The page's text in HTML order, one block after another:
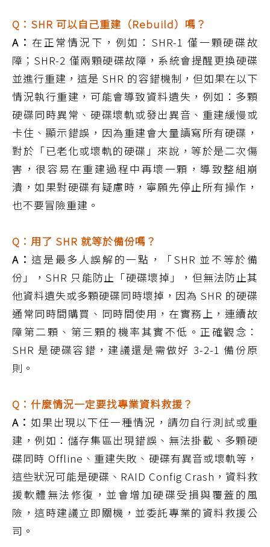
Q：SHR 可以自己重建（Rebuild）嗎？
A： 在正常情況下，例如：SHR-1 僅一顆硬碟故
障；SHR-2 僅兩顆硬碟故障，系統會提醒更換硬碟
並進行重建，這是 SHR 的容錯機制，但如果在以下
情況執行重建，可能會導致資料遺失，例如：多顆
硬碟同時異常、硬碟壞軌或發出異音、重建緩慢或
卡住、顯示錯誤，因為重建會大量讀寫所有硬碟，
對於「已老化或壞軌的硬碟」來說，等於是二次傷
害，很容易在重建過程中再壞一顆，導致整組崩
潰，如果對硬碟有疑慮時，寧願先停止所有操作，
也不要冒險重建。
Q：用了 SHR 就等於備份嗎？
A： 這是最多人誤解的一點，「SHR 並不等於備
份」，SHR 只能防止「硬碟壞掉」，但無法防止其
他資料遺失或多顆硬碟同時壞掉，因為 SHR 的硬碟
通常同時間購買、同時間使用，在實務上，連續故
障第二顆、第三顆的機率其實不低。正確觀念：
SHR 是硬碟容錯，建議還是需做好 3-2-1 備份原
則。
Q：什麼情況一定要找專業資料救援？
A： 如果出現以下任一種情況，請勿自行測試或重
建，例如：儲存集區出現錯誤、無法掛載、多顆硬
碟同時 Offline、重建失敗、硬碟有異音或壞軌等，
這些狀況可能是硬碟、RAID Config Crash，資料救
援軟體無法修復，並會增加硬碟受損與覆蓋的風
險，這時建議立即關機，並委託專業的資料救援公
司。